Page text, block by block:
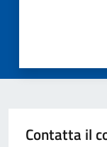
Contatta il